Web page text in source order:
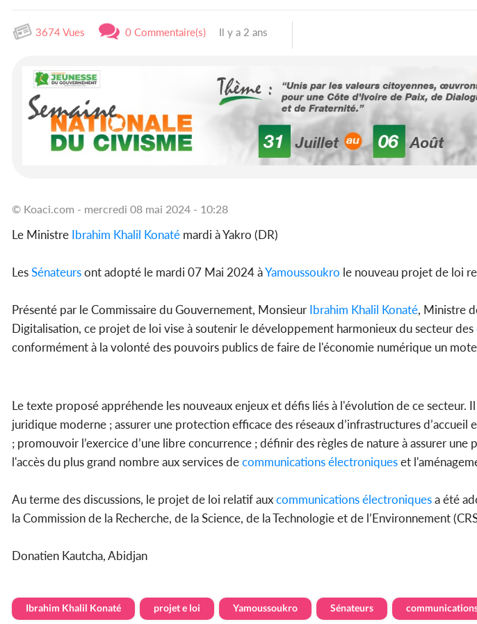
3674 Vues 0 Commentaire(s) Il y a 2 ans
© Koaci.com - mercredi 08 mai 2024 - 10:28
Le Ministre Ibrahim Khalil Konaté mardi à Yakro (DR)
LesSénateursont adopté le mardi 07 Mai 2024 àYamoussoukro le nouveau projet de loi
Présenté par le Commissaire du Gouvernement, Monsieur Ibrahim Khalil Konaté, Ministre
Digitalisation, ce projet de loi vise à soutenir le développement harmonieux du secteur des
conformément à la volonté des pouvoirs publics de faire de l'économie numérique un
Le texte proposé appréhende les nouveaux enjeux et défis liés à l'évolution de ce secteur.
juridique moderne ; assurer une protection efficace des réseaux d’infrastructures d’accueil
; promouvoir l’exercice d’une libre concurrence ; définir des règles de nature à assurer
l'accès du plus grand nombre aux services decommunicationsélectroniqueset
Au terme des discussions, le projet de loi relatif auxcommunicationsélectroniquesa été
la Commission de la Recherche, de la Science, de la Technologie et de l’Environnement
Donatien Kautcha, Abidjan
Ibrahim Khalil Konaté projet e loi Yamoussoukro Sénateurs